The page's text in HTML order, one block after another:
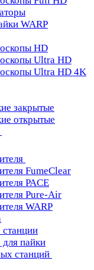
WARP
HD
Ultra HD
Ultra HD 4K
закрытые
открытые
FumeClear
PACE
Pure-Air
WARP
пайки
станций